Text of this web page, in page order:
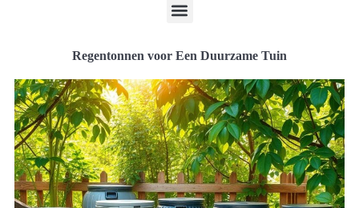
Regentonnen voor Een Duurzame Tuin